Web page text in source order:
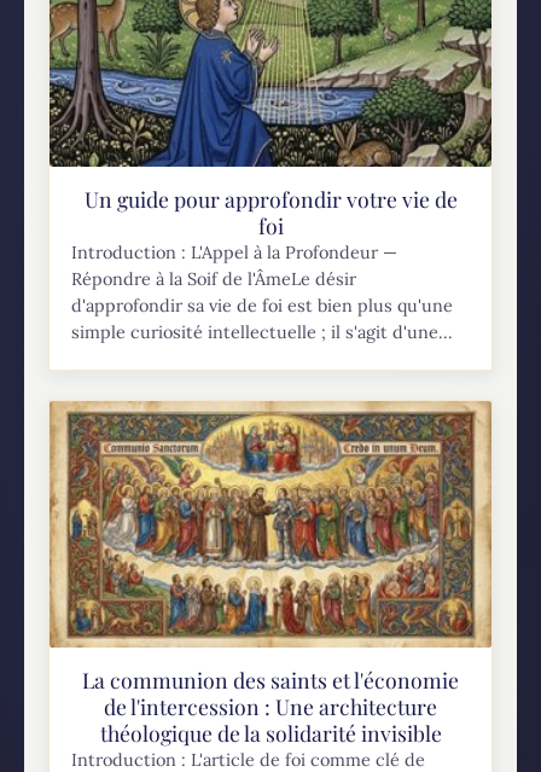
Un guide pour approfondir votre vie de
foi
Introduction : L'Appel à la Profondeur —
Répondre à la Soif de l'ÂmeLe désir
d'approfondir sa vie de foi est bien plus qu'une
simple curiosité intellectuelle ; il s'agit d'une...
La communion des saints et l'économie
de l'intercession : Une architecture
théologique de la solidarité invisible
Introduction : L'article de foi comme clé de